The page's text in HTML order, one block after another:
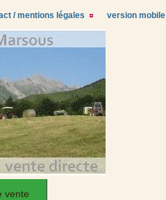
/ mentions légales version mobile
vente